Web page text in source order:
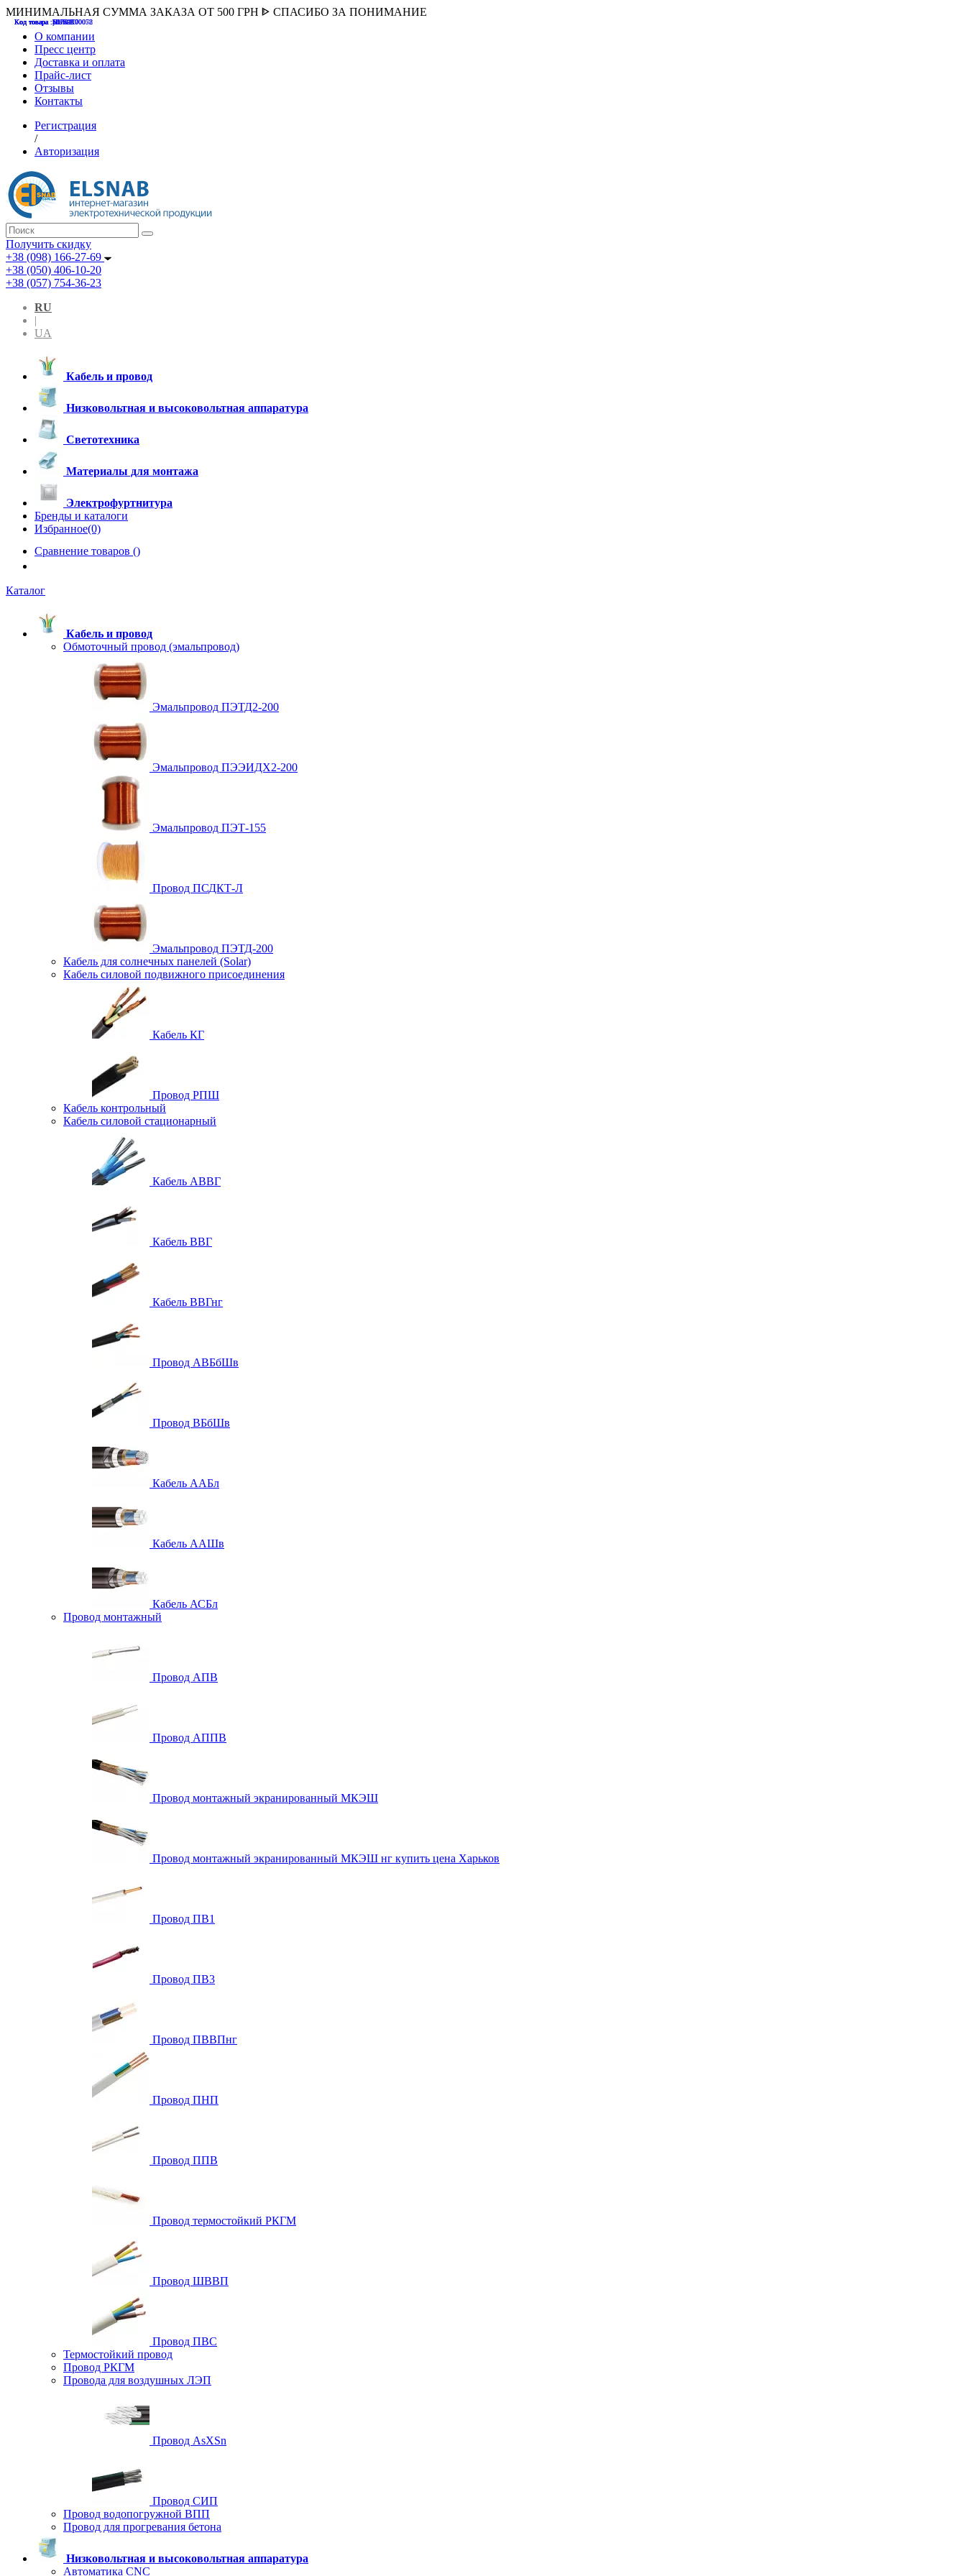
МИНИМАЛЬНАЯ СУММА ЗАКАЗА ОТ 500 ГРН ᐈ СПАСИБО ЗА ПОНИМАНИЕ
О компании
Пресс центр
Доставка и оплата
Прайс-лист
Отзывы
Контакты
Регистрация
/
Авторизация
Получить скидку
+38 (098) 166-27-69
+38 (050) 406-10-20
+38 (057) 754-36-23
RU
|
UA
Кабель и провод
Низковольтная и высоковольтная аппаратура
Светотехника
Материалы для монтажа
Электрофуртнитура
Бренды и каталоги
Избранное(0)
Сравнение товаров ()
Каталог
Кабель и провод
Обмоточный провод (эмальпровод)
Эмальпровод ПЭТД2-200
Эмальпровод ПЭЭИДХ2-200
Эмальпровод ПЭТ-155
Провод ПСДКТ-Л
Эмальпровод ПЭТД-200
Кабель для солнечных панелей (Solar)
Кабель силовой подвижного присоединения
Кабель КГ
Провод РПШ
Кабель контрольный
Кабель силовой стационарный
Кабель АВВГ
Кабель ВВГ
Кабель ВВГнг
Провод АВБбШв
Провод ВБбШв
Кабель ААБл
Кабель ААШв
Кабель АСБл
Провод монтажный
Провод АПВ
Провод АППВ
Провод монтажный экранированный МКЭШ
Провод монтажный экранированный МКЭШ нг купить цена Харьков
Провод ПВ1
Провод ПВ3
Провод ПВВПнг
Провод ПНП
Провод ППВ
Провод термостойкий РКГМ
Провод ШВВП
Провод ПВС
Термостойкий провод
Провод РКГМ
Провода для воздушных ЛЭП
Провод AsXSn
Провод СИП
Провод водопогружной ВПП
Провод для прогревания бетона
Низковольтная и высоковольтная аппаратура
Автоматика CNC
Код товара :507000
Код товара :HUK-K00058
Код товара :Т075177
Код товара :pnsv12
Код товара :HUK-K00072